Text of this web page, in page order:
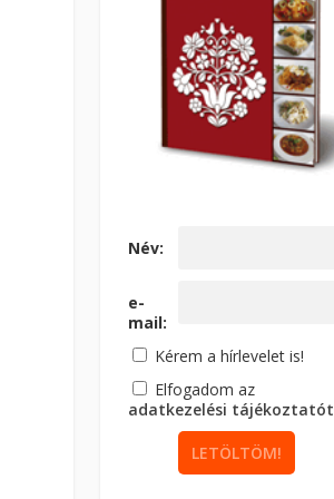
Név:
e-
mail:
Kérem a hírlevelet is!
Elfogadom az
adatkezelési tájékoztatót